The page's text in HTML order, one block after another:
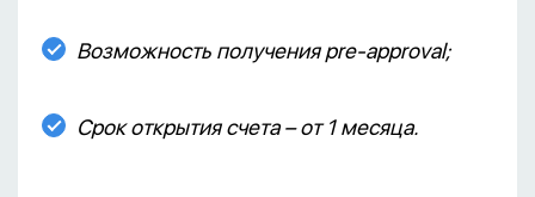
Возможность получения pre-approval;
Срок открытия счета – от 1 месяца.